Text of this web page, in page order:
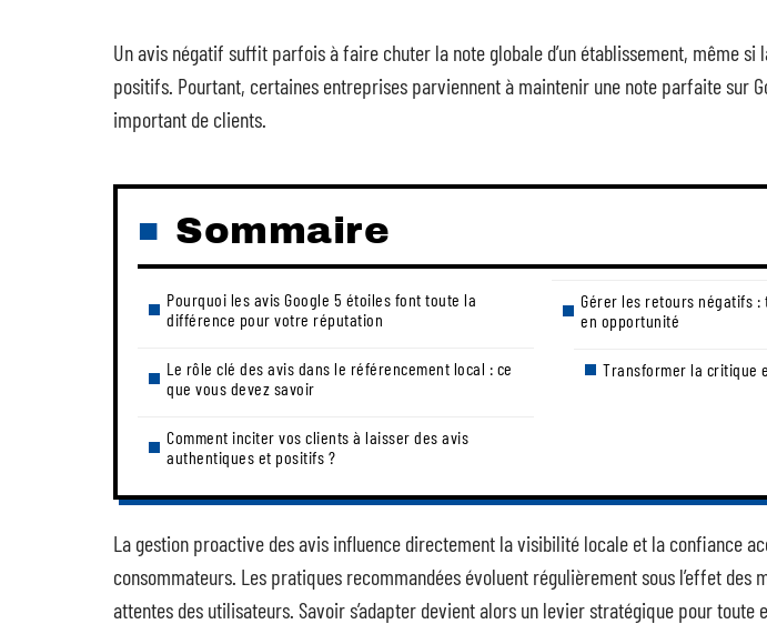
Un avis négatif suffit parfois à faire chuter la note globale d’un établissement, même si
positifs. Pourtant, certaines entreprises parviennent à maintenir une note parfaite sur
important de clients.
Sommaire
Pourquoi les avis Google 5 étoiles font toute la
différence pour votre réputation
Le rôle clé des avis dans le référencement local : ce
que vous devez savoir
Comment inciter vos clients à laisser des avis
authentiques et positifs ?
Gérer les retours négatifs
en opportunité
Transformer la critique
La gestion proactive des avis influence directement la visibilité locale et la confiance
consommateurs. Les pratiques recommandées évoluent régulièrement sous l’effet des
attentes des utilisateurs. Savoir s’adapter devient alors un levier stratégique pour toute